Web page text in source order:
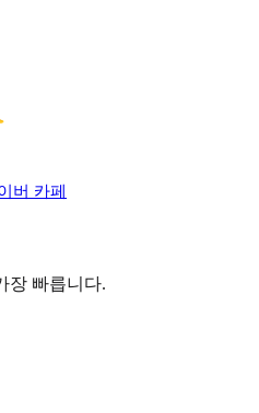
버 카페
장 빠릅니다.